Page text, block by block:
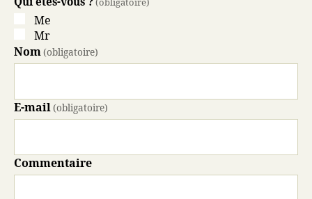
Qui êtes-vous ? (obligatoire)
Me
Mr
Nom(obligatoire)
E-mail(obligatoire)
Commentaire